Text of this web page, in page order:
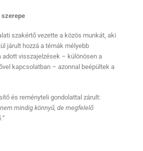
szakértő vezette a közös munkát, aki
járult hozzá a témák mélyebb
adott visszajelzések – különösen a
kapcsolatban – azonnal beépültek a
és reményteli gondolattal zárult:
mindig könnyű, de megfelelő